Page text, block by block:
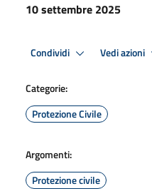
10 settembre 2025
Condividi Vedi azioni
Categorie:
Protezione Civile
Argomenti:
Protezione civile